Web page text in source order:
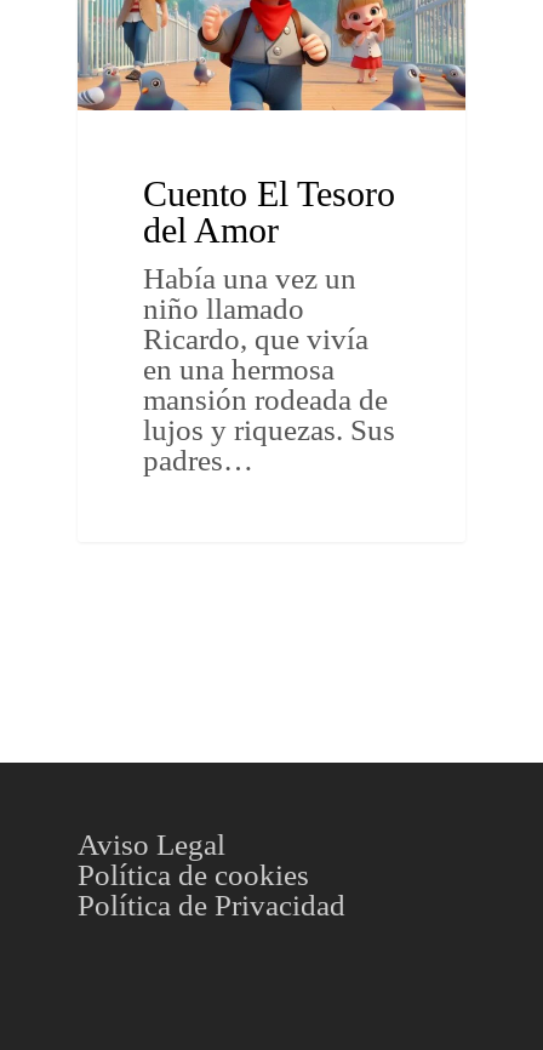
Cuento El Tesoro
del Amor
Había una vez un
niño llamado
Ricardo, que vivía
en una hermosa
mansión rodeada de
lujos y riquezas. Sus
padres…
Aviso Legal
Política de cookies
Política de Privacidad